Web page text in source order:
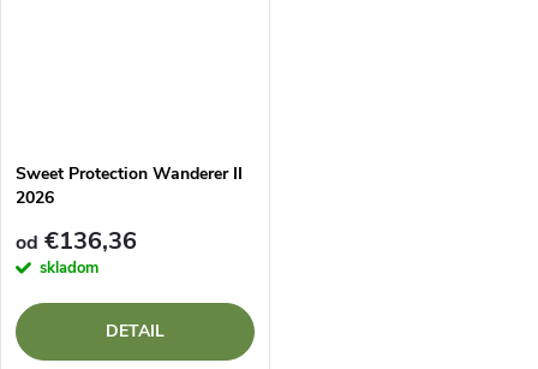
Sweet Protection Wanderer II
2026
od €136,36
skladom
DETAIL